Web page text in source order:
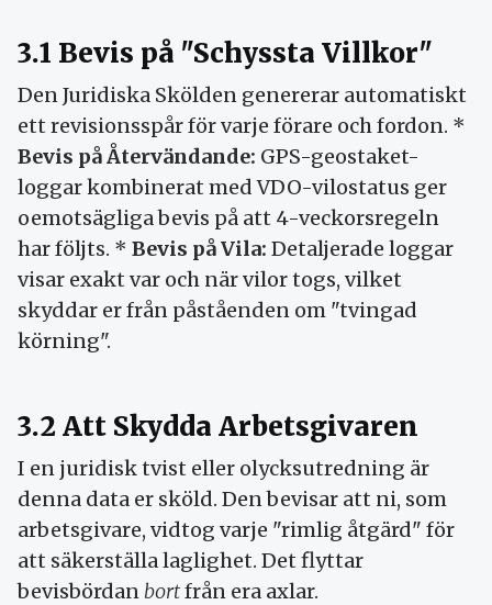
3.1 Bevis på "Schyssta Villkor"
Den Juridiska Skölden genererar automatiskt
ett revisionsspår för varje förare och fordon. *
Bevis på Återvändande: GPS-geostaket-
loggar kombinerat med VDO-vilostatus ger
oemotsägliga bevis på att 4-veckorsregeln
har följts. * Bevis på Vila: Detaljerade loggar
visar exakt var och när vilor togs, vilket
skyddar er från påståenden om "tvingad
körning".
3.2 Att Skydda Arbetsgivaren
I en juridisk tvist eller olycksutredning är
denna data er sköld. Den bevisar att ni, som
arbetsgivare, vidtog varje "rimlig åtgärd" för
att säkerställa laglighet. Det flyttar
bevisbördan bortfrån era axlar.